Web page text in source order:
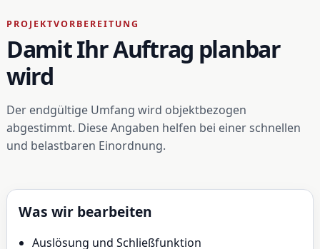
PROJEKTVORBEREITUNG
Damit Ihr Auftrag planbar
wird
Der endgültige Umfang wird objektbezogen
abgestimmt. Diese Angaben helfen bei einer schnellen
und belastbaren Einordnung.
Was wir bearbeiten
Auslösung und Schließfunktion